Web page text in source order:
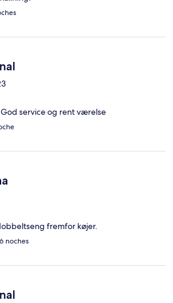
service og rent værelse
fremfor køjer.
noches